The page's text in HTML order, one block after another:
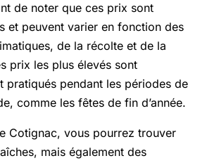
de noter que ces prix sont
et peuvent varier en fonction des
de la récolte et de la
prix les plus élevés sont
pratiqués pendant les périodes de
comme les fêtes de fin d’année.
Cotignac, vous pourrez trouver
mais également des